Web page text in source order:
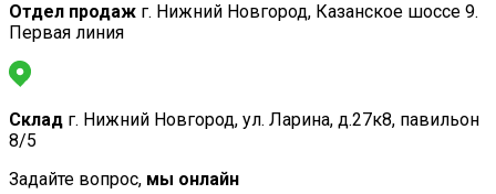
Отдел продаж г. Нижний Новгород, Казанское шоссе 9.
Первая линия
Склад г. Нижний Новгород, ул. Ларина, д.27к8, павильон
8/5
Задайте вопрос, мы онлайн